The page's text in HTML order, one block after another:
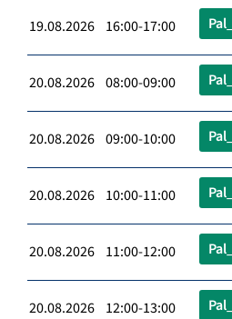
19.08.2026 16:00-17:00
20.08.2026 08:00-09:00
20.08.2026 09:00-10:00
20.08.2026 10:00-11:00
20.08.2026 11:00-12:00
20.08.2026 12:00-13:00